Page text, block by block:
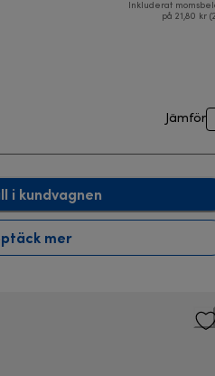
Inkluderat
på 21,80 kr
Jämför
i kundvagnen
mer